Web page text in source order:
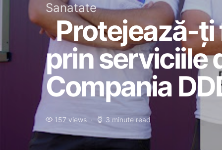
Sanatate
Protejează-ți
prin serviciile
Compania
157 views 3 minute read